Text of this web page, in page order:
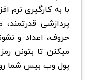
با به کارگیری نرم
پردازشی
حروف، اعداد و
میکنن تا بتونن
پول وب بیس شما